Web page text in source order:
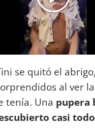
se quitó el
al ver la
tenía. Una pupera
casi